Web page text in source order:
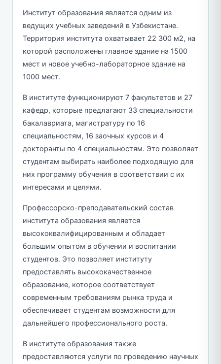
Институт образования является одним из
ведущих учебных заведений в Узбекистане.
Территория института охватывает 22 300 м2, на
которой расположены главное здание на 1500
мест и новое учебно-лабораторное здание на
1000 мест.
В институте функционируют 7 факультетов и 27
кафедр, которые предлагают 33 специальности
бакалавриата, магистратуру по 16
специальностям, 16 заочных курсов и 4
докторанты по 4 специальностям. Это позволяет
студентам выбирать наиболее подходящую для
них программу обучения в соответствии с их
интересами и целями.
Профессорско-преподавательский состав
института образования является
высококвалифицированным и обладает
большим опытом в обучении и воспитании
студентов. Это позволяет институту
предоставлять высококачественное
образование, которое соответствует
современным требованиям рынка труда и
обеспечивает студентам возможности для
дальнейшего профессионального роста.
В институте образования также
предоставляются услуги по проведению научных